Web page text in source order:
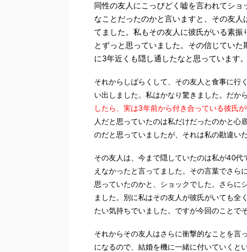
同性の友人にこっぴどく嘘を言われてシ
なことだったのかと言いますと、その友
てました。私もその友人に彼氏がいる素
とずっと思っていました。その信じてい
に3年近くも隠し通したなと思っています。
それからしばらくして、その友人と食事に行
い出しました。私はかなり驚きました。だか
したら、実は3年前から付き合っている彼氏
人だと思っていたのは私だけだったのかと心
のだと思っていましたが、それは私の勘違い
その友人は、今まで隠していたのは私が40
えなかったと言ってました。その言葉でさら
思っていたのかと、ショックでした。さらに
ました。別に私はその友人が彼氏がいても全
たい気持ちでいました。ですが今回のことで
それからその友人はさらに衝撃的なことを言
になるので、結婚を機に一緒に付いていくと